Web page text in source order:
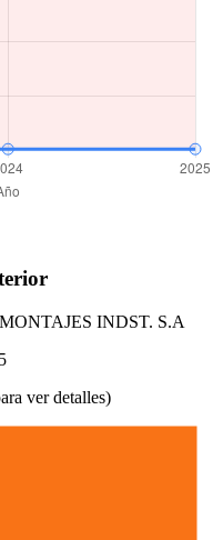
INDST. S.A
ver detalles)